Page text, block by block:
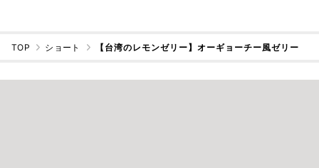
TOP ショート 【台湾のレモンゼリー】オーギョーチー風ゼリー